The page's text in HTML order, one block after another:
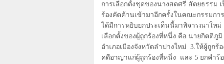
การเลือกตั้งชุดของนางสดศรี สัตยธรรม
ร้องคัดค้านเข้ามาอีกครั้งในคณะกรรมกา
ได้มีการหยิบยกประเด็นนี้มาพิจารณาให
เลือกตั้งของผู้ถูกร้องที่หนึ่ง คือ นายกิตติภู
อำเภอเมืองจังหวัดลำปางใหม่ 3.ให้ผู้ถูกร้
คดีอาญาแก่ผู้ถูกร้องที่หนึ่ง
และ 5 ยกคำร้